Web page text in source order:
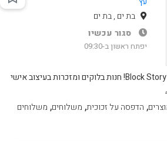
בת ים , בת ים
סגור עכשיו
יפתח ראשון ב-09:30
נעים מאוד וברוכים הבאים ל Block Story! חנות בלוקים ומזכרות בעיצוב אישי
, הדפסה על זכוכית, משלוחים, משלוחים